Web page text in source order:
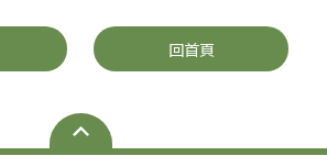
回首頁